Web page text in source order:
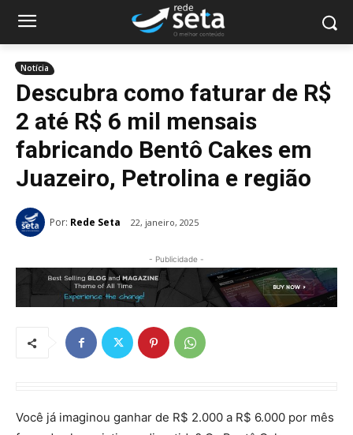
Notícia
Descubra como faturar de R$
2 até R$ 6 mil mensais
fabricando Bentô Cakes em
Juazeiro, Petrolina e região
Por: Rede Seta 22, janeiro, 2025
- Publicidade -
Você já imaginou ganhar de R$ 2.000 a R$ 6.000 por mês